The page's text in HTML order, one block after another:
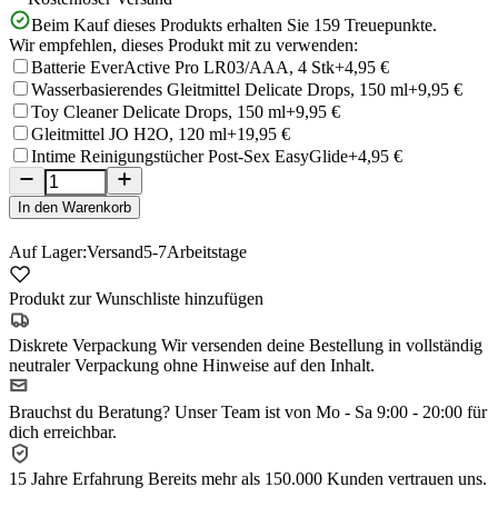
Beim Kauf dieses Produkts erhalten Sie 159 Treuepunkte.
Wir empfehlen, dieses Produkt mit zu verwenden:
Batterie EverActive Pro LR03/AAA, 4 Stk+4,95 €
Wasserbasierendes Gleitmittel Delicate Drops, 150 ml+9,95 €
Toy Cleaner Delicate Drops, 150 ml+9,95 €
Gleitmittel JO H2O, 120 ml+19,95 €
Intime Reinigungstücher Post-Sex EasyGlide+4,95 €
In den Warenkorb
Auf Lager:Versand5-7Arbeitstage
Produkt zur Wunschliste hinzufügen
Diskrete Verpackung Wir versenden deine Bestellung in vollständig
neutraler Verpackung ohne Hinweise auf den Inhalt.
Brauchst du Beratung? Unser Team ist von Mo - Sa 9:00 - 20:00 für
dich erreichbar.
15 Jahre Erfahrung Bereits mehr als 150.000 Kunden vertrauen uns.